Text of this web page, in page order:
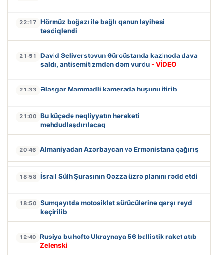
22:17
Hörmüz boğazı ilə bağlı qanun layihəsi
təsdiqləndi
21:51
David Seliverstovun Gürcüstanda kazinoda dava
saldı, antisemitizmdən dəm vurdu - VİDEO
21:33 Ələsgər Məmmədli kamerada huşunu itirib
21:00
Bu küçədə nəqliyyatın hərəkəti
məhdudlaşdırılacaq
20:46 Almaniyadan Azərbaycan və Ermənistana çağırış
18:58 İsrail Sülh Şurasının Qəzza üzrə planını rədd etdi
18:50
Sumqayıtda motosiklet sürücülərinə qarşı reyd
keçirilib
12:40 Rusiya bu həftə Ukraynaya 56 ballistik raket atıb -
Zelenski